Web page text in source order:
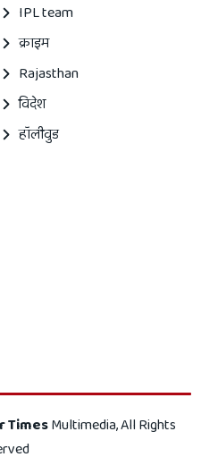
IPL team
क्राइम
Rajasthan
विदेश
हॉलीवुड
TimesMultimedia, All Rights